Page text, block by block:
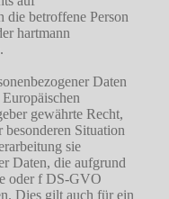
die betroffene Person
hartmann
Daten
gewährte Recht,
besonderen Situation
sie
Daten, die aufgrund
oder f DS-GVO
Dies gilt auch für ein